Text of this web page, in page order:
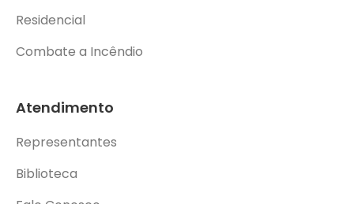
Residencial
Combate a Incêndio
Atendimento
Representantes
Biblioteca